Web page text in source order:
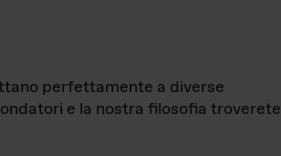
perfettamente a diverse
e la nostra filosofia troverete